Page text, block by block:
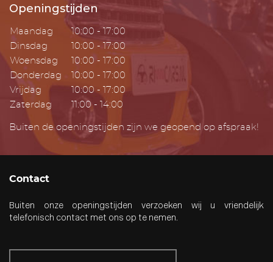
Openingstijden
Maandag
10:00 - 17:00
Dinsdag
10:00 - 17:00
Woensdag
10:00 - 17:00
Donderdag
10:00 - 17:00
Vrijdag
10:00 - 17:00
Zaterdag
11:00 - 14:00
Buiten de openingstijden zijn we geopend op afspraak!
Contact
Buiten onze openingstijden verzoeken wij u vriendelijk
telefonisch contact met ons op te nemen.